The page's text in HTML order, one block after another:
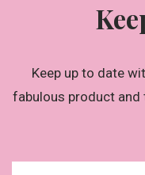
Keep up to date
fabulous product and